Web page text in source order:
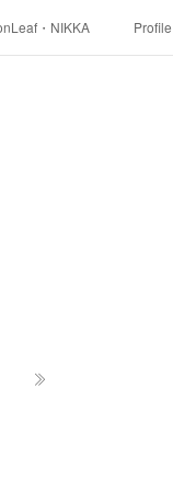
・NIKKA Profile